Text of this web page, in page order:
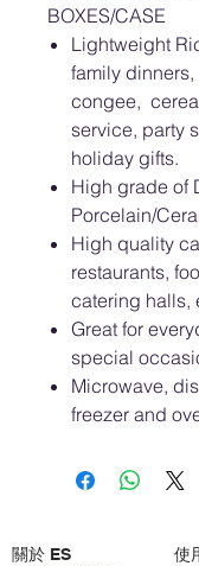
BOXES/CASE
Lightweight
family
congee,
service, party
holiday gifts.
High grade of
Porcelain/
High quality
restaurants,
catering halls,
Great for
special
Microwave,
freezer and
關於 ES 使